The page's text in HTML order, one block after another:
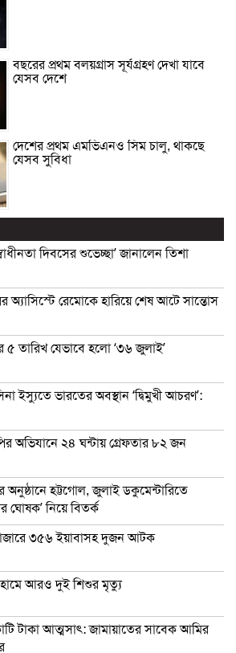
বছরের প্রথম বলয়গ্রাস সূর্যগ্রহণ দেখা যাবে
যেসব দেশে
দেশের প্রথম এমভিএনও সিম চালু, থাকছে
যেসব সুবিধা
দিবসের শুভেচ্ছা’ জানালেন তিশা
অ্যাসিস্টে রেমোকে হারিয়ে শেষ আটে সান্তোস
তারিখ যেভাবে হলো ‘৩৬ জুলাই’
ইস্যুতে ভারতের অবস্থান ‘দ্বিমুখী আচরণ’:
অভিযানে ২৪ ঘন্টায় গ্রেফতার ৮২ জন
অনুষ্ঠানে হট্টগোল, জুলাই ডকুমেন্টারিতে
ঘোষক’ নিয়ে বিতর্ক
৩৫৬ ইয়াবাসহ দুজন আটক
হামে আরও দুই শিশুর মৃত্যু
টাকা আত্মসাৎ: জামায়াতের সাবেক আমির